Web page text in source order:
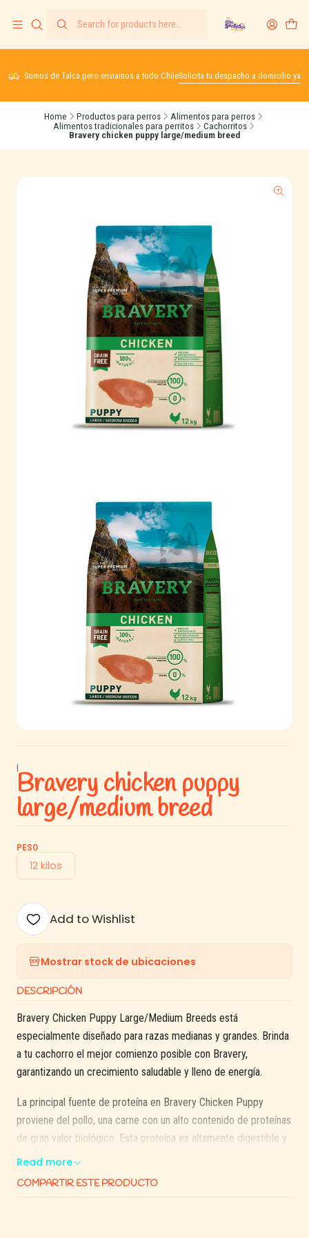
Somos de Talca pero enviamos a todo ChileSolicita tu despacho a domicilio ya
Home Productos para perros
Alimentos para perros
Alimentos tradicionales para perritos
Cachorritos
Bravery chicken puppy large/medium breed
|
Bravery chicken puppy
large/medium breed
PESO
12 kilos
Add to Wishlist
Mostrar stock de ubicaciones
DESCRIPCIÓN
Bravery Chicken Puppy Large/Medium Breeds está
especialmente diseñado para razas medianas y grandes. Brinda
a tu cachorro el mejor comienzo posible con Bravery,
garantizando un crecimiento saludable y lleno de energía.
La principal fuente de proteína en Bravery Chicken Puppy
proviene del pollo, una carne con un alto contenido de proteínas
de gran valor biológico. Esta proteína es altamente digestible y
deliciosa para tu cachorro. Además, el pollo es bajo en calorías
Read more
COMPARTIR ESTE PRODUCTO